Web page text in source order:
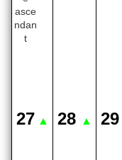
27 ▲ 28 ▲ 29